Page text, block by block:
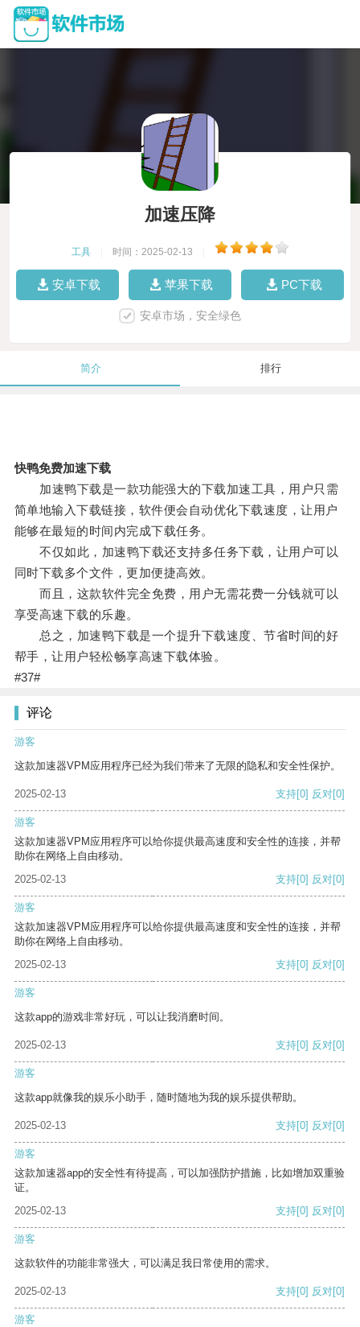
加速压降
工具 时间：2025-02-13
安卓下载 苹果下载 PC下载
安卓市场，安全绿色
简介 排行
快鸭免费加速下载
加速鸭下载是一款功能强大的下载加速工具，用户只需
简单地输入下载链接，软件便会自动优化下载速度，让用户
能够在最短的时间内完成下载任务。
不仅如此，加速鸭下载还支持多任务下载，让用户可以
同时下载多个文件，更加便捷高效。
而且，这款软件完全免费，用户无需花费一分钱就可以
享受高速下载的乐趣。
总之，加速鸭下载是一个提升下载速度、节省时间的好
帮手，让用户轻松畅享高速下载体验。
#37#
评论
游客
这款加速器VPM应用程序已经为我们带来了无限的隐私和安全性保护。
2025-02-13 支持[0] 反对[0]
游客
这款加速器VPM应用程序可以给你提供最高速度和安全性的连接，并帮
助你在网络上自由移动。
2025-02-13
支持[0] 反对[0]
游客
这款加速器VPM应用程序可以给你提供最高速度和安全性的连接，并帮
助你在网络上自由移动。
2025-02-13
支持[0] 反对[0]
游客
这款app的游戏非常好玩，可以让我消磨时间。
2025-02-13 支持[0] 反对[0]
游客
这款app就像我的娱乐小助手，随时随地为我的娱乐提供帮助。
2025-02-13 支持[0] 反对[0]
游客
这款加速器app的安全性有待提高，可以加强防护措施，比如增加双重验
证。
2025-02-13
支持[0] 反对[0]
游客
这款软件的功能非常强大，可以满足我日常使用的需求。
2025-02-13 支持[0] 反对[0]
游客